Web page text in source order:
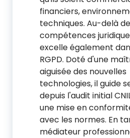
financiers,
techniques. Au-delà
compétences
excelle également
RGPD. Doté d'une
aiguisée des nouvelles
technologies, il guide
depuis l'audit initial
une mise en
avec les normes. En
médiateur